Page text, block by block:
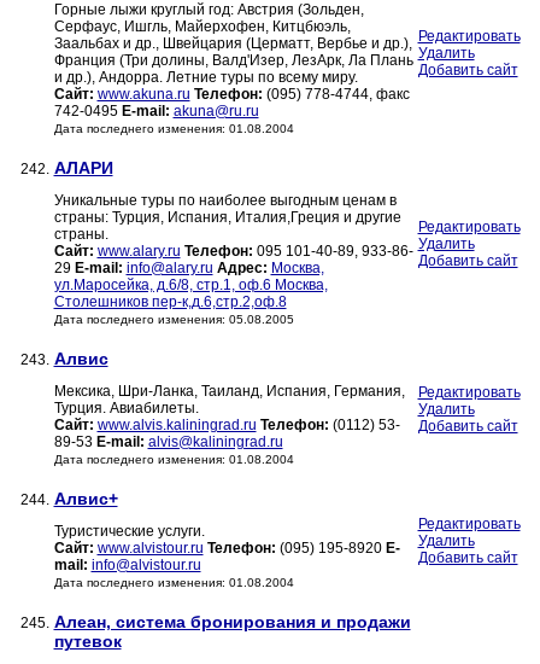
Горные лыжи круглый год: Австрия (Зольден,
Серфаус, Ишгль, Майерхофен, Китцбюэль,
Заальбах и др., Швейцария (Церматт, Вербье и др.),
Франция (Три долины, Валд'Изер, ЛезАрк, Ла Плань
и др.), Андорра. Летние туры по всему миру.
Сайт: www.akuna.ru Телефон: (095) 778-4744, факс
742-0495 E-mail: akuna@ru.ru
Дата последнего изменения: 01.08.2004
Редактировать
Удалить
Добавить сайт
242. АЛАРИ
Уникальные туры по наиболее выгодным ценам в
страны: Турция, Испания, Италия,Греция и другие
страны.
Сайт: www.alary.ru Телефон: 095 101-40-89, 933-86-
29 E-mail: info@alary.ru Адрес: Москва,
ул.Маросейка, д.6/8, стр.1, оф.6 Москва,
Столешников пер-к,д.6,стр.2,оф.8
Дата последнего изменения: 05.08.2005
Редактировать
Удалить
Добавить сайт
243. Алвис
Мексика, Шри-Ланка, Таиланд, Испания, Германия,
Турция. Авиабилеты.
Сайт: www.alvis.kaliningrad.ru Телефон: (0112) 53-
89-53 E-mail: alvis@kaliningrad.ru
Дата последнего изменения: 01.08.2004
Редактировать
Удалить
Добавить сайт
244. Алвис+
Туристические услуги.
Сайт: www.alvistour.ru Телефон: (095) 195-8920 E-
mail: info@alvistour.ru
Дата последнего изменения: 01.08.2004
Редактировать
Удалить
Добавить сайт
245. Алеан, система бронирования и продажи
путевок